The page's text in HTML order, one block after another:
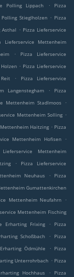
Polling Lippach .
Pizza
Stieglholzen . Pizza
Asthal . Pizza Lieferservice
Lieferservice Mettenheim
.
Pizza Lieferservice
. Pizza Lieferservice
.
Pizza Lieferservice
Langenstegham .
Pizza
Mettenheim Stadlmoos
.
Mettenheim Solling .
Haitzing . Pizza
Mettenheim Hofisen
.
Lieferservice Mettenheim
.
Pizza Lieferservice
Neuhaus .
Pizza
Gumattenkirchen
Mettenheim Neufahrn
.
Mettenheim Fisching
Erharting Frixing .
Pizza
Schoßbach .
Pizza
Ödmühle . Pizza
Unterrohrbach . Pizza
Hochhaus .
Pizza